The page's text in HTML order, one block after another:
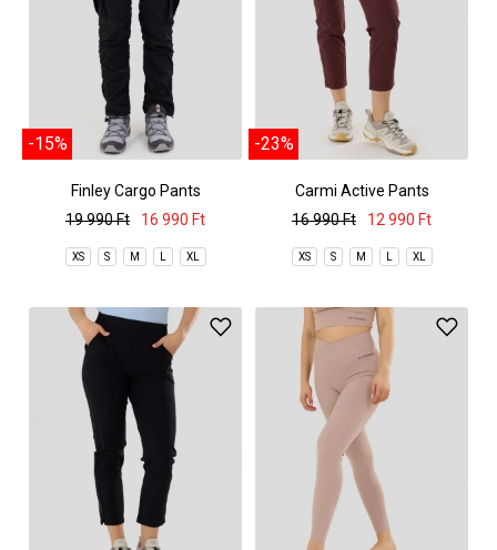
-15%
Finley Cargo Pants
19 990 Ft
16 990 Ft
XS S M L XL
-23%
Carmi Active Pants
16 990 Ft
12 990 Ft
XS S M L XL